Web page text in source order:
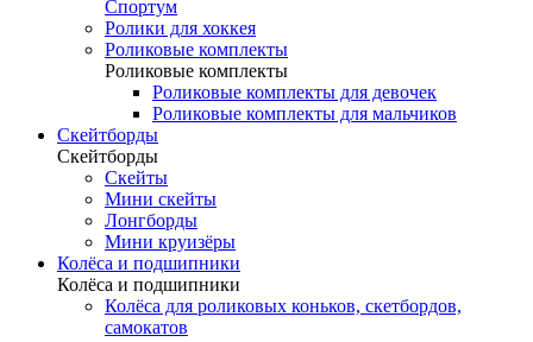
Спортум
Ролики для хоккея
Роликовые комплекты
Роликовые комплекты
Роликовые комплекты для девочек
Роликовые комплекты для мальчиков
Скейтборды
Скейтборды
Скейты
Мини скейты
Лонгборды
Мини круизёры
Колёса и подшипники
Колёса и подшипники
Колёса для роликовых коньков, скетбордов,
самокатов